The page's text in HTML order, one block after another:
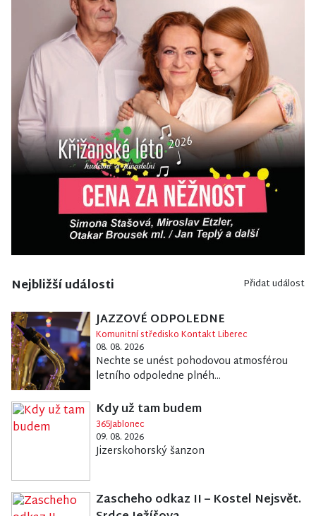
Nejbližší události Přidat událost
JAZZOVÉ ODPOLEDNE
Komunitní středisko Kontakt Liberec
08. 08. 2026
Nechte se unést pohodovou atmosférou
letního odpoledne plnéh...
Kdy už tam budem
365Jablonec
09. 08. 2026
Jizerskohorský šanzon
Zascheho odkaz II – Kostel Nejsvět.